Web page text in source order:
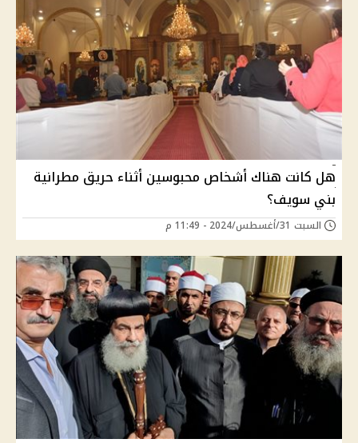
هل كانت هناك أشخاص محبوسين أثناء حريق مطرانية
بني سويف؟
السبت 31/أغسطس/2024 - 11:49 م